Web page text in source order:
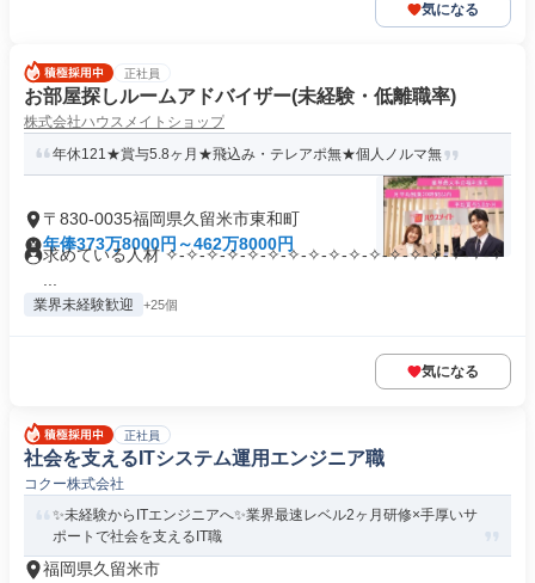
気になる
正社員
お部屋探しルームアドバイザー(未経験・低離職率)
株式会社ハウスメイトショップ
年休121★賞与5.8ヶ月★飛込み・テレアポ無★個人ノルマ無
〒830-0035福岡県久留米市東和町
年俸373万8000円～462万8000円
求めている人材 ✧-✧-✧-✧-✧-✧-✧-✧-✧-✧-✧-✧-✧-✧-✧-✧-✧
業界未経験歓迎 +25個
気になる
正社員
社会を支えるITシステム運用エンジニア職
コクー株式会社
✨未経験からITエンジニアへ✨業界最速レベル2ヶ月研修×手厚いサ
ポートで社会を支えるIT職
福岡県久留米市